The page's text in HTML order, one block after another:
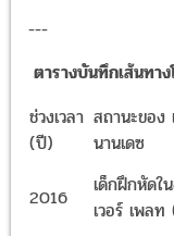
---
ตารางบันทึกเส้นทา
ช่วงเวลา
(ปี)
สถานะของ
นานเดซ
2016
เด็กฝึกหัดใ
เวอร์ เพล